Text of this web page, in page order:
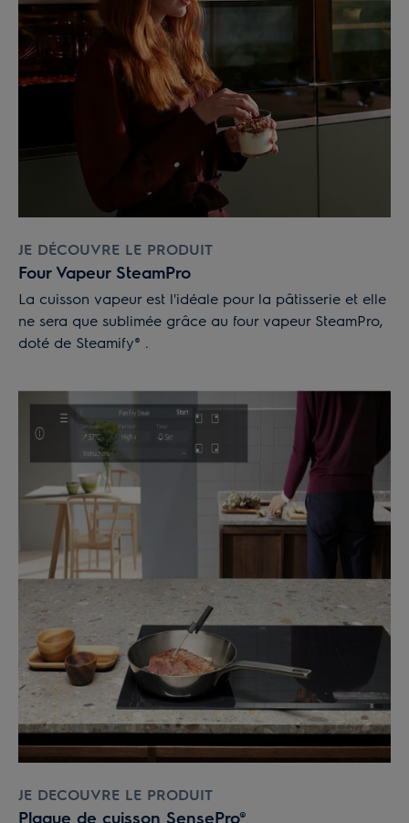
JE DÉCOUVRE LE PRODUIT
Four Vapeur SteamPro
La cuisson vapeur est l'idéale pour la pâtisserie et elle
ne sera que sublimée grâce au four vapeur SteamPro,
doté de Steamify® .
JE DECOUVRE LE PRODUIT
Plaque de cuisson SensePro®